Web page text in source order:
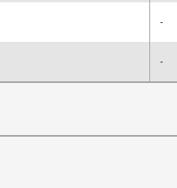
-
-